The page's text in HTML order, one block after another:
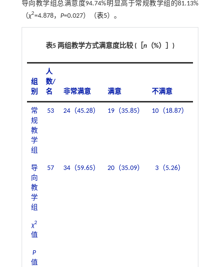
导向教学组总满意度94.74%明显高于常规教学组的81.13%
（χ2=4.878， P=0.027）（表5）。
表5 两组教学方式满意度比较 (［ n（%）］)
组
别
人
数/
名
非常满意 满意 不满意
常
规
教
学
组
53 24（45.28） 19（35.85） 10（18.87）
导
向
教
学
组
57 34（59.65） 20（35.09） 3（5.26）
χ2
值
P
值